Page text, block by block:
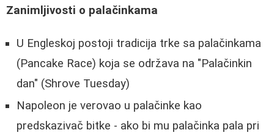
Zanimljivosti o palačinkama
U Engleskoj postoji tradicija trke sa palačinkama
(Pancake Race) koja se održava na "Palačinkin
dan" (Shrove Tuesday)
Napoleon je verovao u palačinke kao
predskazivač bitke - ako bi mu palačinka pala pri